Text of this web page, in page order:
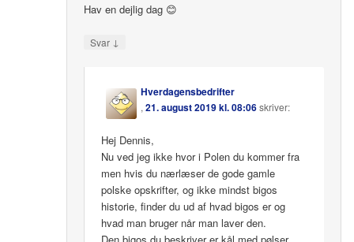
Hav en dejlig dag 😊
Svar ↓
Hverdagensbedrifter
,21. august 2019 kl. 08:06skriver:
Hej Dennis,
Nu ved jeg ikke hvor i Polen du kommer fra
men hvis du nærlæser de gode gamle
polske opskrifter, og ikke mindst bigos
historie, finder du ud af hvad bigos er og
hvad man bruger når man laver den.